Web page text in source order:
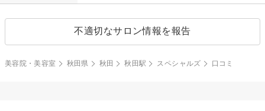
不適切なサロン情報を報告
美容院・美容室 秋田県 秋田 秋田駅 スペシャルズ 口コミ